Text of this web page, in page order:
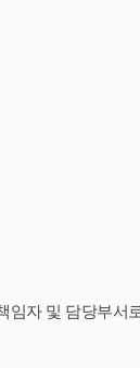
임자 및 담당부서